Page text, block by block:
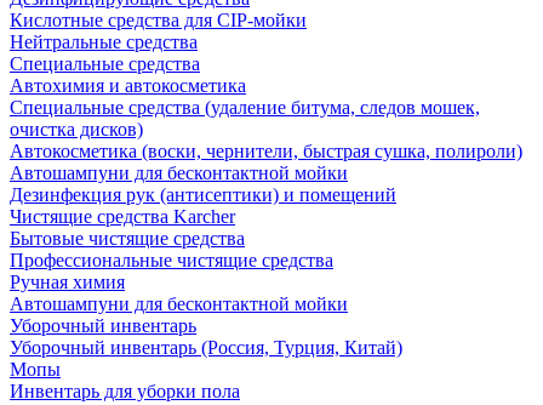
Кислотные средства для CIP-мойки
Нейтральные средства
Специальные средства
Автохимия и автокосметика
Специальные средства (удаление битума, следов мошек,
очистка дисков)
Автокосметика (воски, чернители, быстрая сушка, полироли)
Автошампуни для бесконтактной мойки
Дезинфекция рук (антисептики) и помещений
Чистящие средства Karcher
Бытовые чистящие средства
Профессиональные чистящие средства
Ручная химия
Автошампуни для бесконтактной мойки
Уборочный инвентарь
Уборочный инвентарь (Россия, Турция, Китай)
Мопы
Инвентарь для уборки пола